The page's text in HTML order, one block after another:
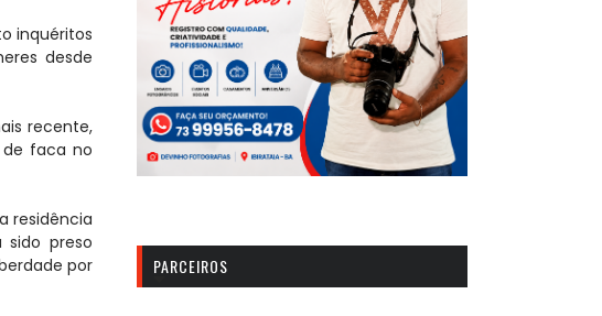
inquéritos
desde
recente,
faca no
residência
preso
por
PARCEIROS